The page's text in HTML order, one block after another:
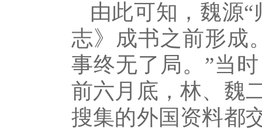
由此可知，魏源
志》成书之前形成
事终无了局。”当
前六月底，林、魏
搜集的外国资料都